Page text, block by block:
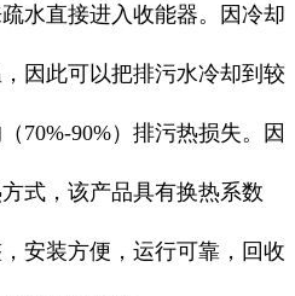
水直接进入收能器。因冷却
因此可以把排污水冷却到较
70%-90%）排污热损失。因
式，该产品具有换热系数
安装方便，运行可靠，回收